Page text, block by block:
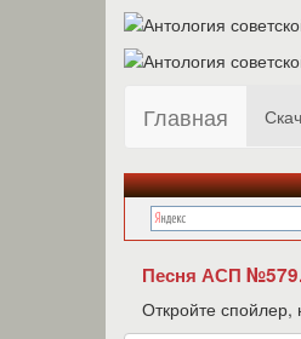
Главная
Песня АСП
Откройте спойлер,